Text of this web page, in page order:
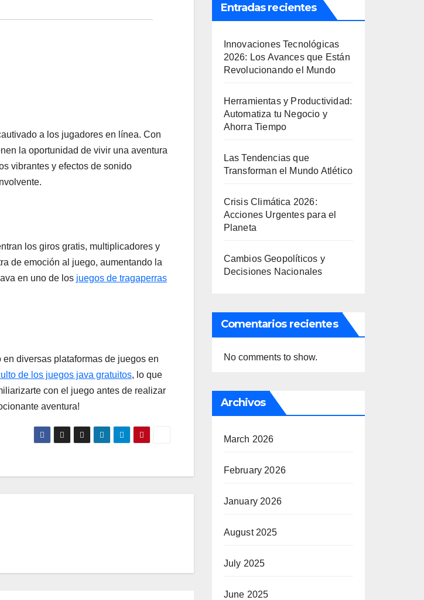
a los jugadores en línea. Con
la oportunidad de vivir una aventura
vibrantes y efectos de sonido
los giros gratis, multiplicadores y
de emoción al juego, aumentando la
en uno de los juegos de tragaperras
diversas plataformas de juegos en
de los juegos java gratuitos, lo que
con el juego antes de realizar
aventura!
Entradas recientes
Innovaciones Tecnológicas
2026: Los Avances que Están
Revolucionando el Mundo
Herramientas y Productividad:
Automatiza tu Negocio y
Ahorra Tiempo
Las Tendencias que
Transforman el Mundo Atlético
Crisis Climática 2026:
Acciones Urgentes para el
Planeta
Cambios Geopolíticos y
Decisiones Nacionales
Comentarios recientes
No comments to show.
Archivos
March 2026
February 2026
January 2026
August 2025
July 2025
June 2025